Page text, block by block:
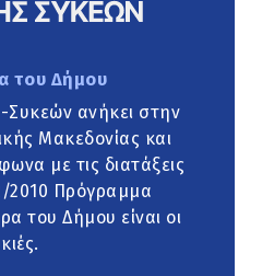
του Δήμου
ανήκει στην
Μακεδονίας και
με τις διατάξεις
2010 Πρόγραμμα
του Δήμου είναι οι